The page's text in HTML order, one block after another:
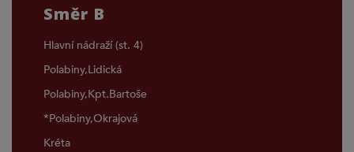
Směr B
Hlavní nádraží (st. 4)
Polabiny,Lidická
Polabiny,Kpt.Bartoše
*Polabiny,Okrajová
Kréta